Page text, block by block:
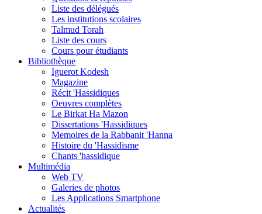
Liste des délégués
Les institutions scolaires
Talmud Torah
Liste des cours
Cours pour étudiants
Bibliothèque
Iguerot Kodesh
Magazine
Récit 'Hassidiques
Oeuvres complètes
Le Birkat Ha Mazon
Dissertations 'Hassidiques
Memoires de la Rabbanit 'Hanna
Histoire du 'Hassidisme
Chants 'hassidique
Multimédia
Web TV
Galeries de photos
Les Applications Smartphone
Actualités